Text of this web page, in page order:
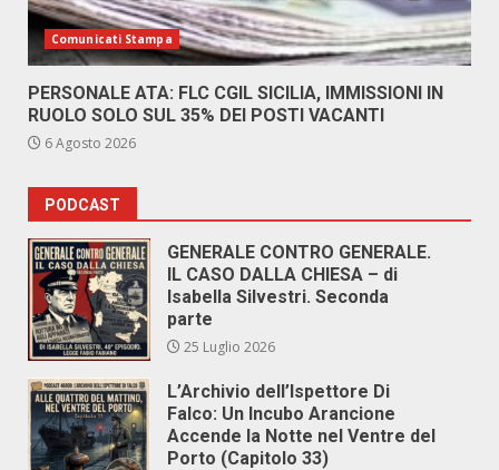
Comunicati Stampa
PERSONALE ATA: FLC CGIL SICILIA, IMMISSIONI IN
RUOLO SOLO SUL 35% DEI POSTI VACANTI
6 Agosto 2026
PODCAST
GENERALE CONTRO GENERALE.
IL CASO DALLA CHIESA – di
Isabella Silvestri. Seconda
parte
25 Luglio 2026
L’Archivio dell’Ispettore Di
Falco: Un Incubo Arancione
Accende la Notte nel Ventre del
Porto (Capitolo 33)